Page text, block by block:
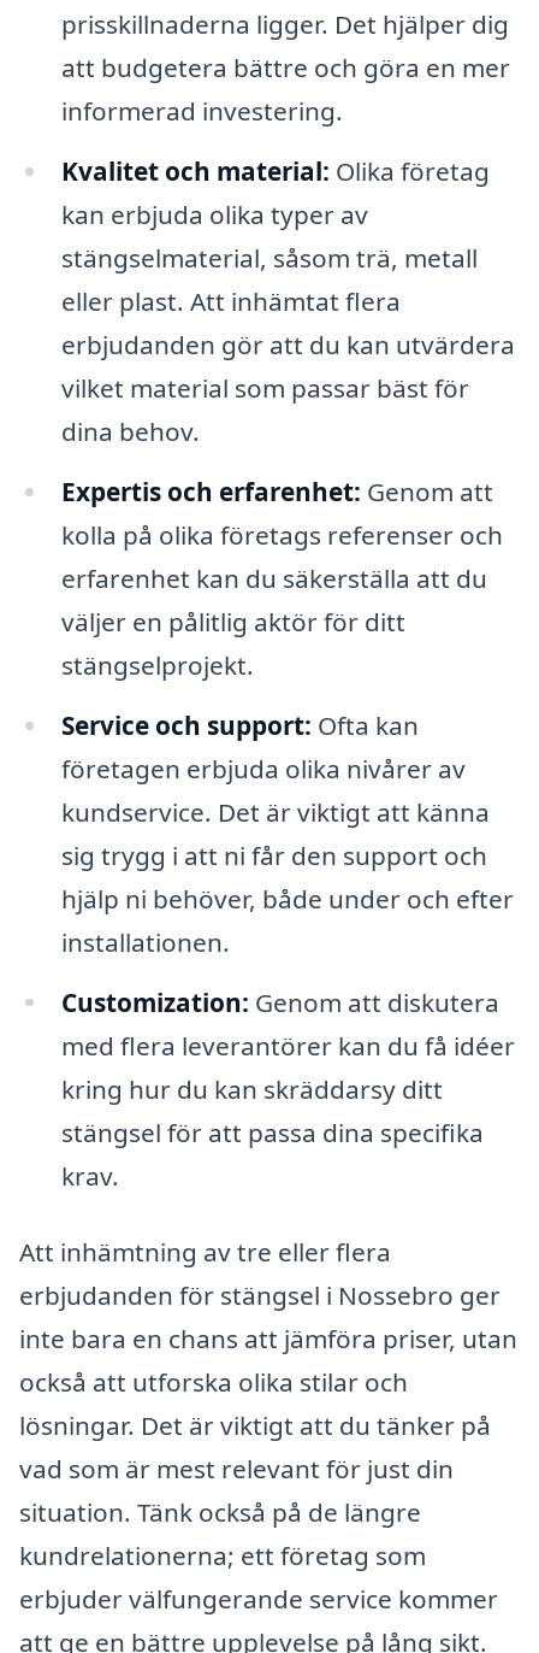
prisskillnaderna ligger. Det hjälper dig
att budgetera bättre och göra en mer
informerad investering.
Kvalitet och material: Olika företag
kan erbjuda olika typer av
stängselmaterial, såsom trä, metall
eller plast. Att inhämtat flera
erbjudanden gör att du kan utvärdera
vilket material som passar bäst för
dina behov.
Expertis och erfarenhet: Genom att
kolla på olika företags referenser och
erfarenhet kan du säkerställa att du
väljer en pålitlig aktör för ditt
stängselprojekt.
Service och support: Ofta kan
företagen erbjuda olika nivårer av
kundservice. Det är viktigt att känna
sig trygg i att ni får den support och
hjälp ni behöver, både under och efter
installationen.
Customization: Genom att diskutera
med flera leverantörer kan du få idéer
kring hur du kan skräddarsy ditt
stängsel för att passa dina specifika
krav.
Att inhämtning av tre eller flera
erbjudanden för stängsel i Nossebro ger
inte bara en chans att jämföra priser, utan
också att utforska olika stilar och
lösningar. Det är viktigt att du tänker på
vad som är mest relevant för just din
situation. Tänk också på de längre
kundrelationerna; ett företag som
erbjuder välfungerande service kommer
att ge en bättre upplevelse på lång sikt.